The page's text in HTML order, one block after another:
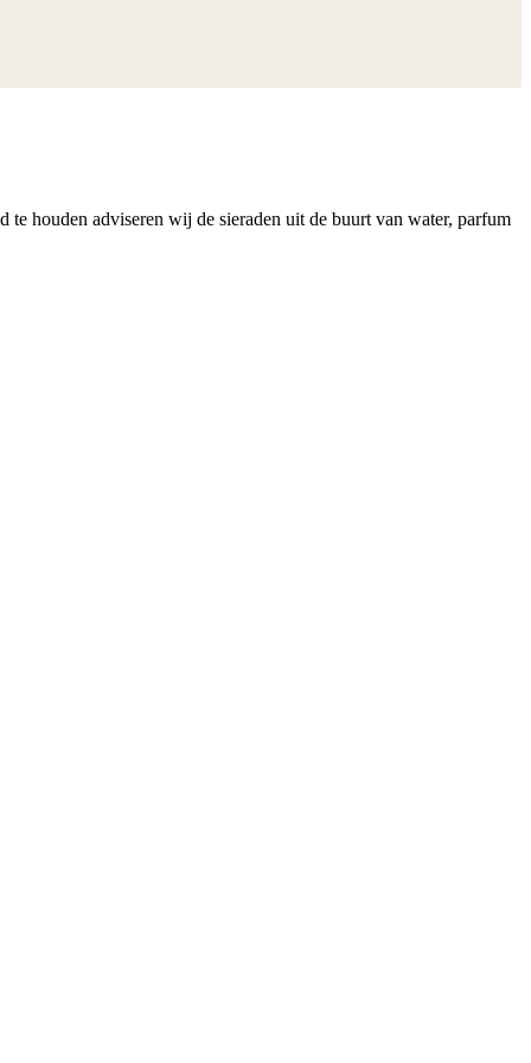
houden adviseren wij de sieraden uit de buurt van water, parfum